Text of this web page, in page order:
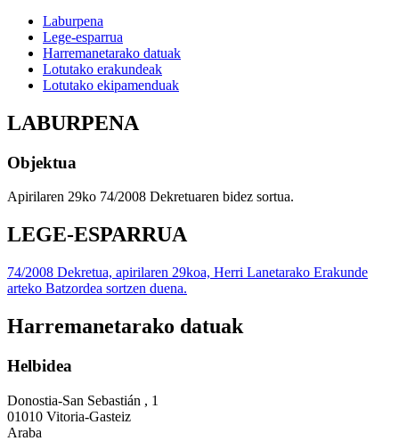
Laburpena
Lege-esparrua
Harremanetarako datuak
Lotutako erakundeak
Lotutako ekipamenduak
LABURPENA
Objektua
Apirilaren 29ko 74/2008 Dekretuaren bidez sortua.
LEGE-ESPARRUA
74/2008 Dekretua, apirilaren 29koa, Herri Lanetarako Erakunde
arteko Batzordea sortzen duena.
Harremanetarako datuak
Helbidea
Donostia-San Sebastián , 1
01010 Vitoria-Gasteiz
Araba